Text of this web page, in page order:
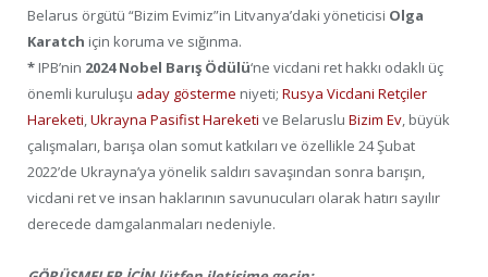
Belarus örgütü “Bizim Evimiz”in Litvanya’daki yöneticisi Olga
Karatch için koruma ve sığınma.
* IPB’nin 2024 Nobel Barış Ödülü‘ne vicdani ret hakkı odaklı üç
önemli kuruluşu aday gösterme niyeti; Rusya Vicdani Retçiler
Hareketi,Ukrayna Pasifist Hareketi ve Belaruslu Bizim Ev, büyük
çalışmaları, barışa olan somut katkıları ve özellikle 24 Şubat
2022’de Ukrayna’ya yönelik saldırı savaşından sonra barışın,
vicdani ret ve insan haklarının savunucuları olarak hatırı sayılır
derecede damgalanmaları nedeniyle.